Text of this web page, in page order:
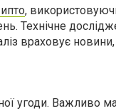
,
Технічне
враховує новини,
угоди. Важливо